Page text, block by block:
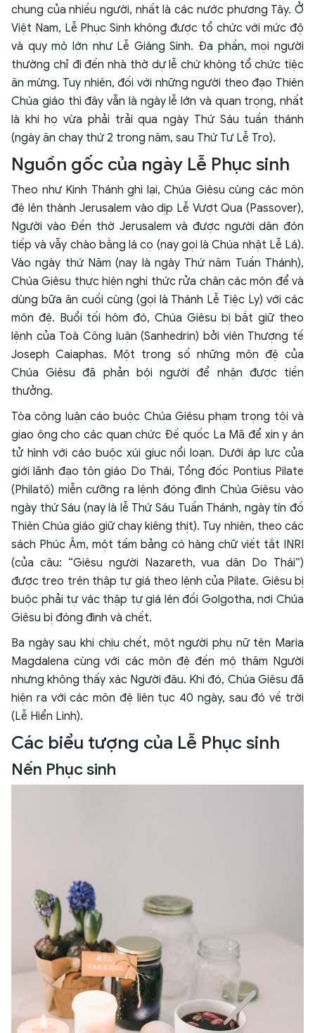
chung của nhiều người, nhất là các nước phương Tây. Ở
Việt Nam, Lễ Phục Sinh không được tổ chức với mức độ
và quy mô lớn như Lễ Giáng Sinh. Đa phần, mọi người
thường chỉ đi đến nhà thờ dự lễ chứ không tổ chức tiệc
ăn mừng. Tuy nhiên, đối với những người theo đạo Thiên
Chúa giáo thì đây vẫn là ngày lễ lớn và quan trọng, nhất
là khi họ vừa phải trải qua ngày Thứ Sáu tuần thánh
(ngày ăn chay thứ 2 trong năm, sau Thứ Tư Lễ Tro).
Nguồn gốc của ngày Lễ Phục sinh
Theo như Kinh Thánh ghi lại, Chúa Giêsu cùng các môn
đệ lên thành Jerusalem vào dịp Lễ Vượt Qua (Passover),
Người vào Đền thờ Jerusalem và được người dân đón
tiếp và vẫy chào bằng lá cọ (nay gọi là Chúa nhật Lễ Lá).
Vào ngày thứ Năm (nay là ngày Thứ năm Tuần Thánh),
Chúa Giêsu thực hiện nghi thức rửa chân các môn để và
dùng bữa ăn cuối cùng (gọi là Thánh Lễ Tiệc Ly) với các
môn đệ. Buổi tối hôm đó, Chúa Giêsu bị bắt giữ theo
lệnh của Toà Công luận (Sanhedrin) bởi viên Thượng tế
Joseph Caiaphas. Một trong số những môn đệ của
Chúa Giêsu đã phản bội người để nhận được tiền
thưởng.
Tòa công luận cáo buộc Chúa Giêsu phạm trọng tội và
giao ông cho các quan chức Đế quốc La Mã để xin y án
tử hình với cáo buộc xúi giục nổi loạn. Dưới áp lực của
giới lãnh đạo tôn giáo Do Thái, Tổng đốc Pontius Pilate
(Philatô) miễn cưỡng ra lệnh đóng đinh Chúa Giêsu vào
ngày thứ Sáu (nay là lễ Thứ Sáu Tuần Thánh, ngày tín đồ
Thiên Chúa giáo giữ chay kiêng thịt). Tuy nhiên, theo các
sách Phúc Âm, một tấm bảng có hàng chữ viết tắt INRI
(của câu: “Giêsu người Nazareth, vua dân Do Thái”)
được treo trên thập tự giá theo lệnh của Pilate. Giêsu bị
buộc phải tự vác thập tự giá lên đồi Golgotha, nơi Chúa
Giêsu bị đóng đinh và chết.
Ba ngày sau khi chịu chết, một người phụ nữ tên Maria
Magdalena cùng với các môn đệ đến mộ thăm Người
nhưng không thấy xác Người đâu. Khi đó, Chúa Giêsu đã
hiện ra với các môn đệ liên tục 40 ngày, sau đó về trời
(Lễ Hiển Linh).
Các biểu tượng của Lễ Phục sinh
Nến Phục sinh